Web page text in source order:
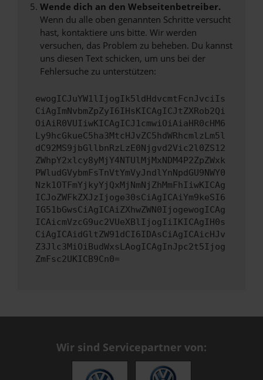
Wende dich an den Webseitenbetreiber.
Wenn du alle oben genannten Schritte versucht
hast, kontaktiere uns bitte. Wir werden
versuchen, das Problem zu beheben. Du kannst
uns diesen Text schicken, um uns bei der
Fehlersuche zu unterstützen:
ewogICJuYW1lIjogIk5ldHdvcmtFcnJvciIs
CiAgImNvbmZpZyI6IHsKICAgICJtZXRob2Qi
OiAiR0VUIiwKICAgICJ1cmwiOiAiaHR0cHM6
Ly9hcGkueC5ha3MtcHJvZC5hdWRhcmlzLm5l
dC92MS9jbGllbnRzLzE0Njgvd2Vic2l0ZS12
ZWhpY2xlcy8yMjY4NTUlMjMxNDM4P2ZpZWxk
PWludGVybmFsTnVtYmVyJndlYnNpdGU9NWY0
Nzk1OTFmYjkyYjQxMjNmNjZhMmFhIiwKICAg
ICJoZWFkZXJzIjoge30sCiAgICAiYm9keSI6
IG51bGwsCiAgICAiZXhwZWN0IjogewogICAg
ICAicmVzcG9uc2VUeXBlIjogIiIKICAgIH0s
CiAgICAidGltZW91dCI6IDAsCiAgICAicHJv
Z3Jlc3MiOiBudWxsLAogICAgInJpc2t5Ijog
ZmFsc2UKICB9Cn0=
Wir sind Servicepartner von: